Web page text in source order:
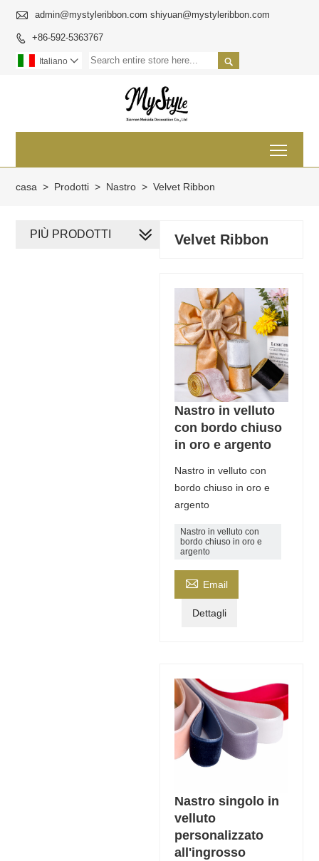
 admin@mystyleribbon.com shiyuan@mystyleribbon.com
 +86-592-5363767

Italiano 
casa > Prodotti > Nastro > Velvet Ribbon
Velvet Ribbon
Nastro in velluto
con bordo chiuso
in oro e argento
Nastro in velluto con
bordo chiuso in oro e
argento
Nastro in velluto con
bordo chiuso in oro e
argento
 Email
Dettagli
Nastro singolo in
velluto
personalizzato
all'ingrosso
PIÙ PRODOTTI